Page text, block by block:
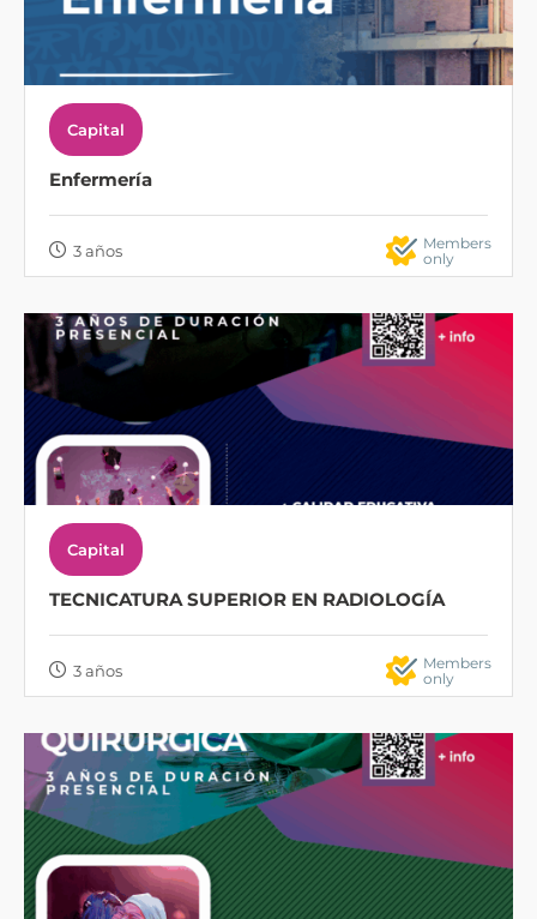
Capital
Enfermería
3 años
Members
only
Capital
TECNICATURA SUPERIOR EN RADIOLOGÍA
3 años
Members
only